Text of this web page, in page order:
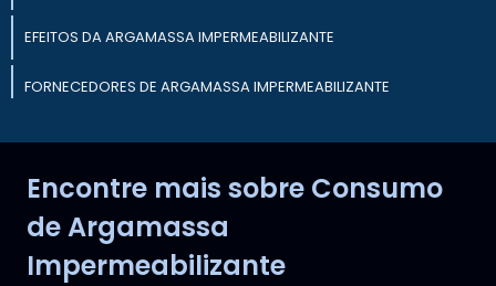
EFEITOS DA ARGAMASSA IMPERMEABILIZANTE
FORNECEDORES DE ARGAMASSA IMPERMEABILIZANTE
VANTAGENS DA ARGAMASSA IMPERMEABILIZANTE
Encontre mais sobre Consumo
de Argamassa
Impermeabilizante